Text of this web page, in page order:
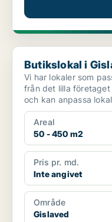
Butikslokal i Gislaved
Butikslokal i
Vi har lokaler som
från det lilla
Areal
50 - 450 m2
Pris pr. md.
Inte angivet
Område
Gislaved